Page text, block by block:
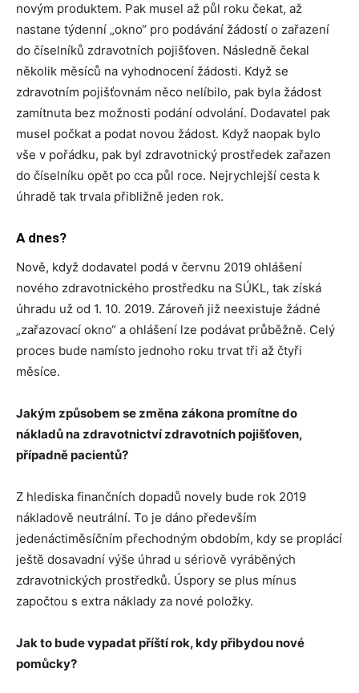
novým produktem. Pak musel až půl roku čekat, až
nastane týdenní „okno“ pro podávání žádostí o zařazení
do číselníků zdravotních pojišťoven. Následně čekal
několik měsíců na vyhodnocení žádosti. Když se
zdravotním pojišťovnám něco nelíbilo, pak byla žádost
zamítnuta bez možnosti podání odvolání. Dodavatel pak
musel počkat a podat novou žádost. Když naopak bylo
vše v pořádku, pak byl zdravotnický prostředek zařazen
do číselníku opět po cca půl roce. Nejrychlejší cesta k
úhradě tak trvala přibližně jeden rok.
A dnes?
Nově, když dodavatel podá v červnu 2019 ohlášení
nového zdravotnického prostředku na SÚKL, tak získá
úhradu už od 1. 10. 2019. Zároveň již neexistuje žádné
„zařazovací okno“ a ohlášení lze podávat průběžně. Celý
proces bude namísto jednoho roku trvat tři až čtyři
měsíce.
Jakým způsobem se změna zákona promítne do
nákladů na zdravotnictví zdravotních pojišťoven,
případně pacientů?
Z hlediska finančních dopadů novely bude rok 2019
nákladově neutrální. To je dáno především
jedenáctiměsíčním přechodným obdobím, kdy se proplácí
ještě dosavadní výše úhrad u sériově vyráběných
zdravotnických prostředků. Úspory se plus mínus
započtou s extra náklady za nové položky.
Jak to bude vypadat příští rok, kdy přibydou nové
pomůcky?